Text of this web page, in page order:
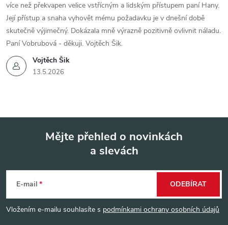
Vojtěch Šik
13.5.2026
více než překvapen velice vstřícným a lidským přístupem paní Hany.
Její přístup a snaha vyhovět mému požadavku je v dnešní době
skutečně výjimečný. Dokázala mně výrazně pozitivně ovlivnit náladu.
Paní Vobrubová - děkuji. Vojtěch Šik.
p
Mějte přehled o novinkách
a slevách
E-mail
Vložením e-mailu souhlasíte s podmínkami ochrany osobních údajů
ODEBÍRAT